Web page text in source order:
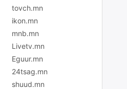
tovch.mn
ikon.mn
mnb.mn
Livetv.mn
Eguur.mn
24tsag.mn
shuud.mn